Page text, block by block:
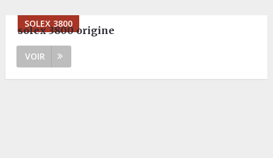
SOLEX 3800
solex 3800 origine
VOIR